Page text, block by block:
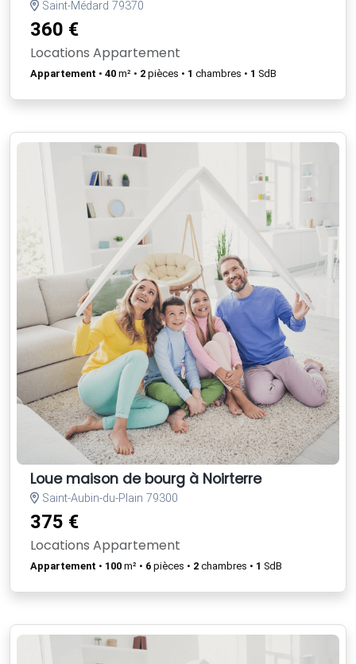
Saint-Médard 79370
360 €
Locations Appartement
Appartement • 40 m² • 2 pièces • 1 chambres • 1 SdB
Loue maison de bourg à Noirterre
Saint-Aubin-du-Plain 79300
375 €
Locations Appartement
Appartement • 100 m² • 6 pièces • 2 chambres • 1 SdB